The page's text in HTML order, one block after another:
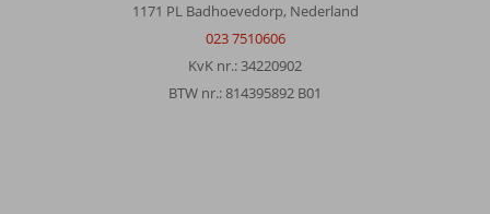
1171 PL Badhoevedorp, Nederland
023 7510606
KvK nr.: 34220902
BTW nr.: 814395892 B01